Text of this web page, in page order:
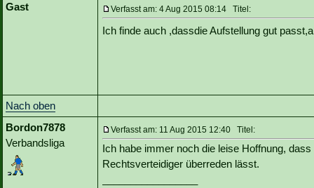
Gast
Verfasst am: 4 Aug 2015 08:14 Titel:
Ich finde auch ,dassdie Aufstellung gut
Nach oben
Bordon7878
Verbandsliga
Verfasst am: 11 Aug 2015 12:40 Titel:
Ich habe immer noch die leise Hoffnung,
Rechtsverteidiger überreden lässt.